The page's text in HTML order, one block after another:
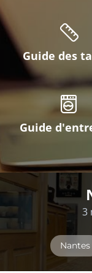
Guide des
Guide
3
Nantes